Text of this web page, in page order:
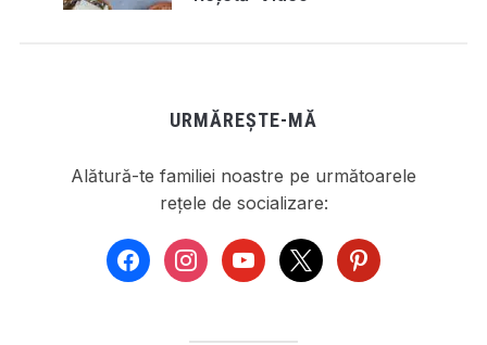
URMĂREȘTE-MĂ
Alătură-te familiei noastre pe următoarele
rețele de socializare:
facebookinstagramyoutube
x pinterest